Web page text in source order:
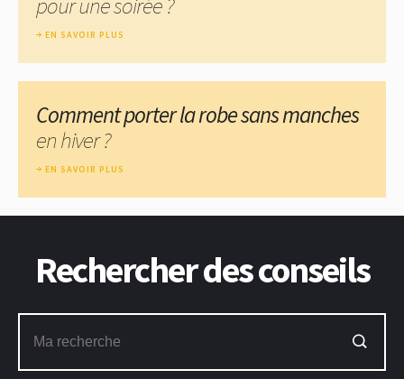
EN SAVOIR PLUS
Comment porter la robe sans manches
en hiver ?
EN SAVOIR PLUS
Rechercher des conseils